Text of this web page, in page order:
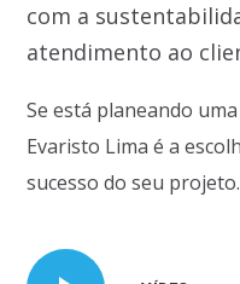
com a
atendimento ao
Se está planeando
Evaristo Lima é a
sucesso do seu projeto.